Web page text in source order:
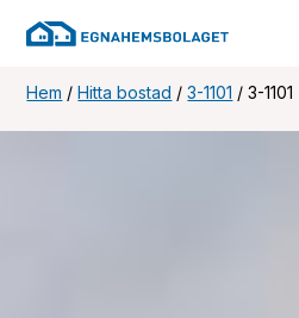
Hem /Hitta bostad /3-1101 /3-1101